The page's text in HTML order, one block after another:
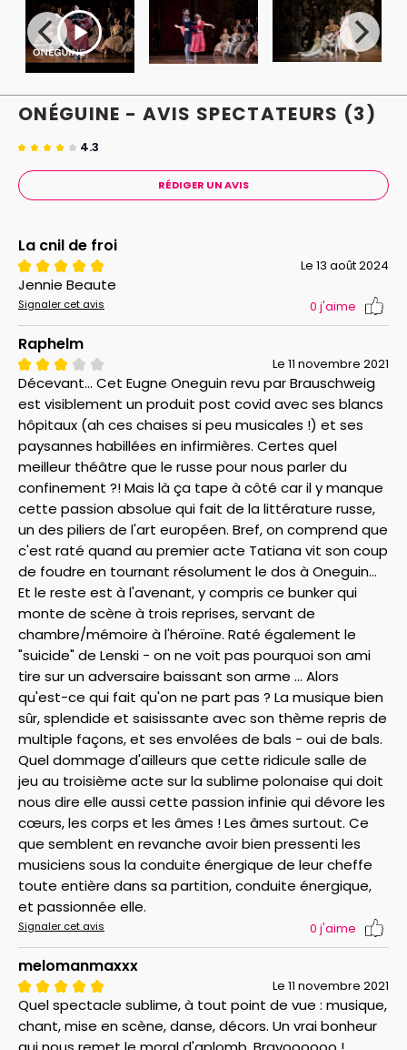
ONÉGUINE - AVIS SPECTATEURS (3)
4.3
RÉDIGER UN AVIS
La cnil de froi
Le 13 août 2024
Jennie Beaute
Signaler cet avis 0 j'aime
Raphelm
Le 11 novembre 2021
Décevant... Cet Eugne Oneguin revu par Brauschweig
est visiblement un produit post covid avec ses blancs
hôpitaux (ah ces chaises si peu musicales !) et ses
paysannes habillées en infirmières. Certes quel
meilleur théâtre que le russe pour nous parler du
confinement ?! Mais là ça tape à côté car il y manque
cette passion absolue qui fait de la littérature russe,
un des piliers de l'art européen. Bref, on comprend que
c'est raté quand au premier acte Tatiana vit son coup
de foudre en tournant résolument le dos à Oneguin...
Et le reste est à l'avenant, y compris ce bunker qui
monte de scène à trois reprises, servant de
chambre/mémoire à l'héroïne. Raté également le
"suicide" de Lenski - on ne voit pas pourquoi son ami
tire sur un adversaire baissant son arme ... Alors
qu'est-ce qui fait qu'on ne part pas ? La musique bien
sûr, splendide et saisissante avec son thème repris de
multiple façons, et ses envolées de bals - oui de bals.
Quel dommage d'ailleurs que cette ridicule salle de
jeu au troisième acte sur la sublime polonaise qui doit
nous dire elle aussi cette passion infinie qui dévore les
cœurs, les corps et les âmes ! Les âmes surtout. Ce
que semblent en revanche avoir bien pressenti les
musiciens sous la conduite énergique de leur cheffe
toute entière dans sa partition, conduite énergique,
et passionnée elle.
Signaler cet avis 0 j'aime
melomanmaxxx
Le 11 novembre 2021
Quel spectacle sublime, à tout point de vue : musique,
chant, mise en scène, danse, décors. Un vrai bonheur